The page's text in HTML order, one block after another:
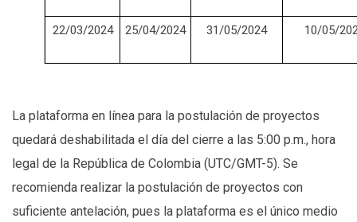
22/03/2024 25/04/2024 31/05/2024 10/05/
La plataforma en línea para la postulación de proyectos
quedará deshabilitada el día del cierre a las 5:00 p.m., hora
legal de la República de Colombia (UTC/GMT-5). Se
recomienda realizar la postulación de proyectos con
suficiente antelación, pues la plataforma es el único medio